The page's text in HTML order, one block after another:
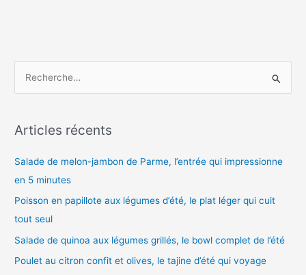
h
r
c
h
e
r
Articles récents
Salade de melon-jambon de Parme, l’entrée qui impressionne
en 5 minutes
Poisson en papillote aux légumes d’été, le plat léger qui cuit
tout seul
Salade de quinoa aux légumes grillés, le bowl complet de l’été
Poulet au citron confit et olives, le tajine d’été qui voyage